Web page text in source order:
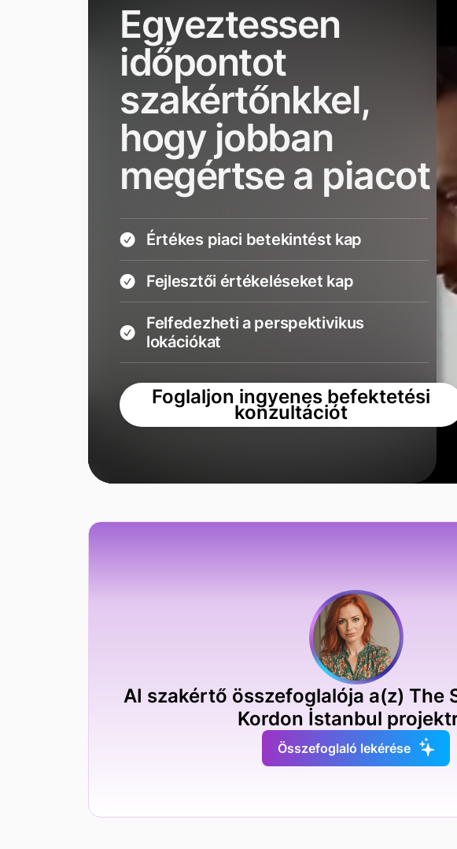
Egyeztessen
időpontot
szakértőnkkel,
hogy jobban
megértse a piacot
Értékes piaci betekintést kap
Fejlesztői értékeléseket kap
Felfedezheti a perspektivikus
lokációkat
Foglaljon ingyenes befektetési
konzultációt
AI szakértő összefoglalója a(z) The
Kordon İstanbul
Összefoglaló lekérése